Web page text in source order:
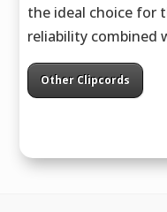
the ideal choice for
reliability combined
Other Clipcords